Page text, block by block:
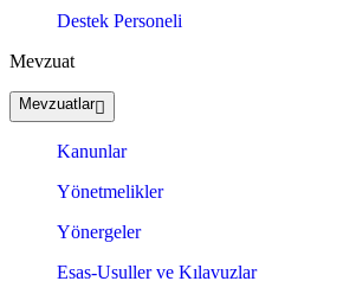
Destek Personeli
Mevzuat
Mevzuatlar
Kanunlar
Yönetmelikler
Yönergeler
Esas-Usuller ve Kılavuzlar